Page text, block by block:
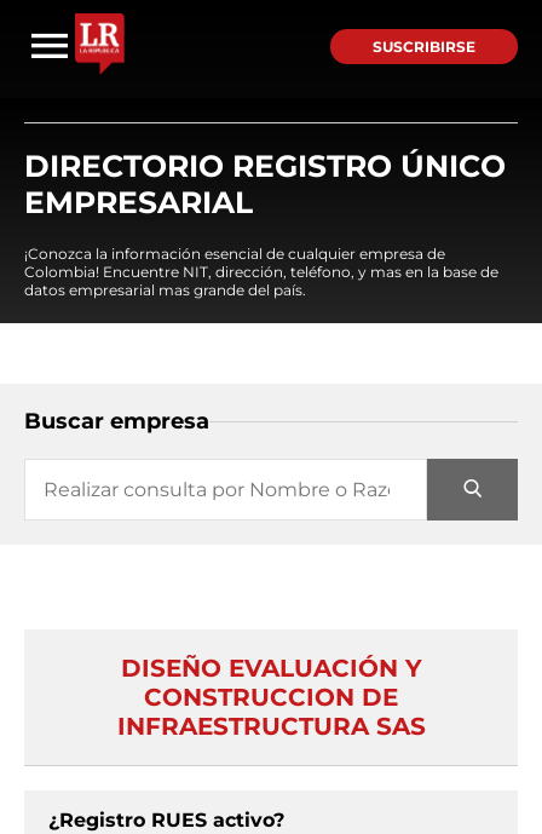
SUSCRIBIRSE
DIRECTORIO REGISTRO ÚNICO
EMPRESARIAL
¡Conozca la información esencial de cualquier empresa de
Colombia! Encuentre NIT, dirección, teléfono, y mas en la base de
datos empresarial mas grande del país.
Buscar empresa
DISEÑO EVALUACIÓN Y
CONSTRUCCION DE
INFRAESTRUCTURA SAS
¿Registro RUES activo?